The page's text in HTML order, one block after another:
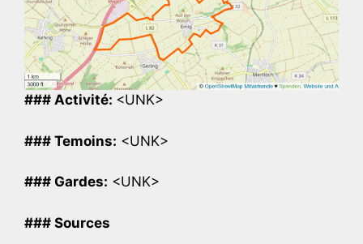
### Activité: <UNK>
### Temoins: <UNK>
### Gardes: <UNK>
### Sources